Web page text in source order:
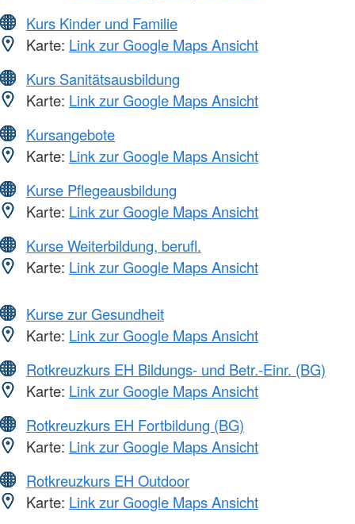
Kurs Kinder und Familie
Karte: Link zur Google Maps Ansicht
Kurs Sanitätsausbildung
Karte: Link zur Google Maps Ansicht
Kursangebote
Karte: Link zur Google Maps Ansicht
Kurse Pflegeausbildung
Karte: Link zur Google Maps Ansicht
Kurse Weiterbildung, berufl.
Karte: Link zur Google Maps Ansicht
Kurse zur Gesundheit
Karte: Link zur Google Maps Ansicht
Rotkreuzkurs EH Bildungs- und Betr.-Einr. (BG)
Karte: Link zur Google Maps Ansicht
Rotkreuzkurs EH Fortbildung (BG)
Karte: Link zur Google Maps Ansicht
Rotkreuzkurs EH Outdoor
Karte: Link zur Google Maps Ansicht